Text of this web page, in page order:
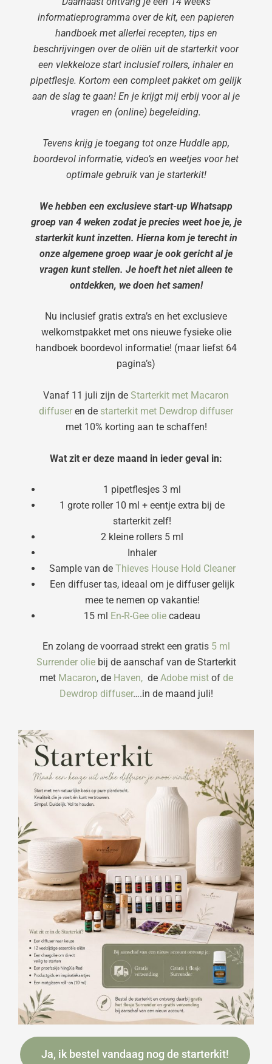
informatieprogramma over de kit, een papieren
handboek met allerlei recepten, tips en
beschrijvingen over de oliën uit de starterkit voor
een vlekkeloze start inclusief rollers, inhaler en
pipetflesje. Kortom een compleet pakket om gelijk
aan de slag te gaan! En je krijgt mij erbij voor al je
vragen en (online) begeleiding.
Tevens krijg je toegang tot onze Huddle app,
boordevol informatie, video’s en weetjes voor het
optimale gebruik van je starterkit!
We hebben een exclusieve start-up Whatsapp
groep van 4 weken zodat je precies weet hoe je, je
starterkit kunt inzetten. Hierna kom je terecht in
onze algemene groep waar je ook gericht al je
vragen kunt stellen. Je hoeft het niet alleen te
ontdekken, we doen het samen!
Nu inclusief gratis extra’s en het exclusieve
welkomstpakket met ons nieuwe fysieke olie
handboek boordevol informatie! (maar liefst 64
pagina’s)
Vanaf 11 juli zijn de Starterkit met Macaron
diffuser en de starterkit met Dewdrop diffuser
met 10% korting aan te schaffen!
Wat zit er deze maand in ieder geval in:
1 pipetflesjes 3 ml
1 grote roller 10 ml + eentje extra bij de
starterkit zelf!
2 kleine rollers 5 ml
Inhaler
Sample van deThieves House Hold Cleaner
Een diffuser tas, ideaal om je diffuser gelijk
mee te nemen op vakantie!
15 ml
En-R-Gee olie cadeau
En zolang de voorraad strekt een gratis 5 ml
Surrender oliebij de aanschaf van de Starterkit
met Macaron, de Haven, de Adobe mistof de
Dewdrop diffuser….in de maand juli!
Ja, ik bestel vandaag nog de starterkit!